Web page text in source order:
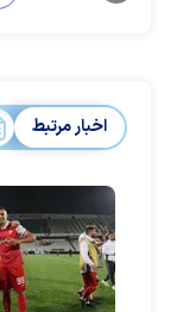
اخبار مرتبط